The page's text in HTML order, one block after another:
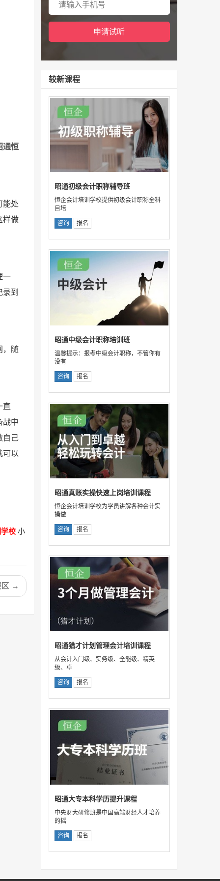
通恒
能处
样做
一
到
，随
直
战中
自己
可以
校 小
区 →
较新课程
昭通初级会计职称辅导班
恒企会计培训学校提供初级会计职称全科
目培
咨询 报名
昭通中级会计职称培训班
温馨提示：报考中级会计职称，不管你有
没有
咨询 报名
昭通真账实操快速上岗培训课程
恒企会计培训学校为学员讲解各种会计实
操做
咨询 报名
昭通猎才计划管理会计培训课程
从会计入门级、实务级、全能级、精英
级、卓
咨询 报名
昭通大专本科学历提升课程
中央财大研修班是中国高端财经人才培养
的摇
咨询 报名